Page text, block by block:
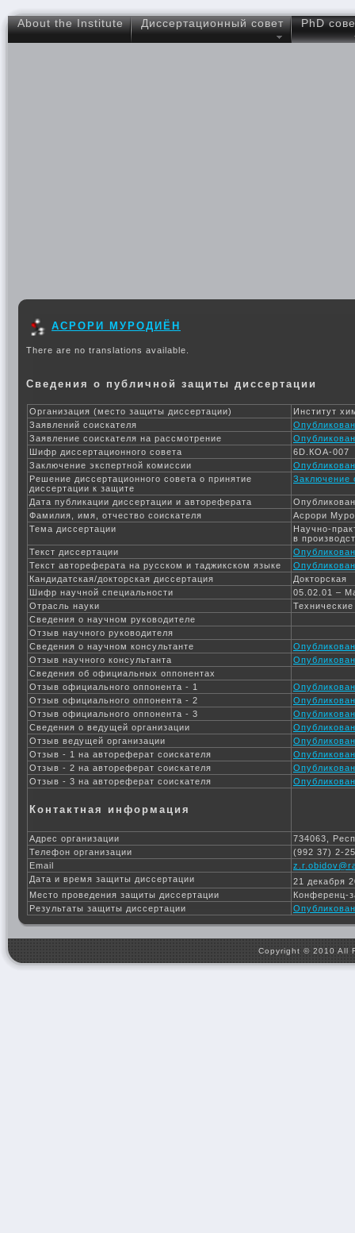
About the Institute Диссертационный совет PhD
АСРОРИ МУРОДИЁН
There are no translations available.
Сведения о публичной защиты диссертации
Организация (место защиты диссертации)
Институт
Заявлений соискателя
Заявление соискателя на рассмотрение
Шифр диссертационного совета
6D.КОА-007
Заключение экспертной комиссии
Решение диссертационного совета о принятие
диссертации к защите
Заключение
Дата публикации диссертации и автореферата
Фамилия, имя, отчество соискателя
Асрори
Тема диссертации
Научно-
в
Текст диссертации
Текст автореферата на русском и таджикском языке
Кандидатская/докторская диссертация
Докторская
Шифр научной специальности
05.02.01 –
Отрасль науки
Сведения о научном руководителе
Отзыв научного руководителя
Сведения о научном консультанте
Отзыв научного консультанта
Сведения об официальных оппонентах
Отзыв официального оппонента - 1
Отзыв официального оппонента - 2
Отзыв официального оппонента - 3
Сведения о ведущей организации
Отзыв ведущей организации
Отзыв - 1 на автореферат соискателя
Отзыв - 2 на автореферат соискателя
Отзыв - 3 на автореферат соискателя
Контактная информация
Адрес организации
734063,
Телефон организации
(992 37) 2-
Email
Дата и время защиты диссертации
21 декабря
Место проведения защиты диссертации
Конференц-
Результаты защиты диссертации
Copyright © 2010 All